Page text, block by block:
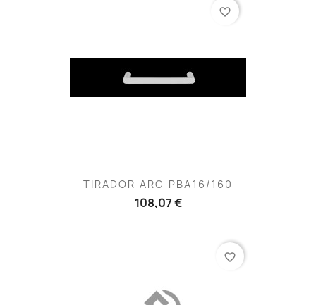
TIRADOR ARC PBA16/160
108,07 €
favorite_border
favorite_border